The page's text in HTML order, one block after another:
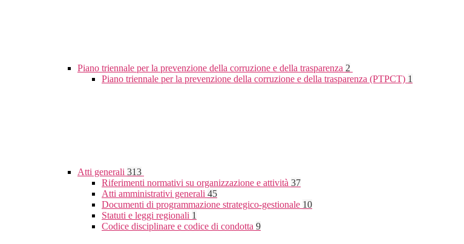
Piano triennale per la prevenzione della corruzione e della trasparenza 2
Piano triennale per la prevenzione della corruzione e della trasparenza (PTPCT) 1
Atti generali 313
Riferimenti normativi su organizzazione e attività 37
Atti amministrativi generali 45
Documenti di programmazione strategico-gestionale 10
Statuti e leggi regionali 1
Codice disciplinare e codice di condotta 9